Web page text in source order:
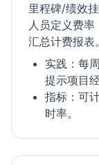
里程碑/绩效
人员定义费
汇总计费报表。
实践：每
提示项目
指标：可
时率。